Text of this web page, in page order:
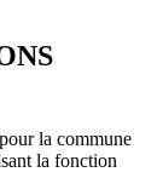
pour la commune
la fonction